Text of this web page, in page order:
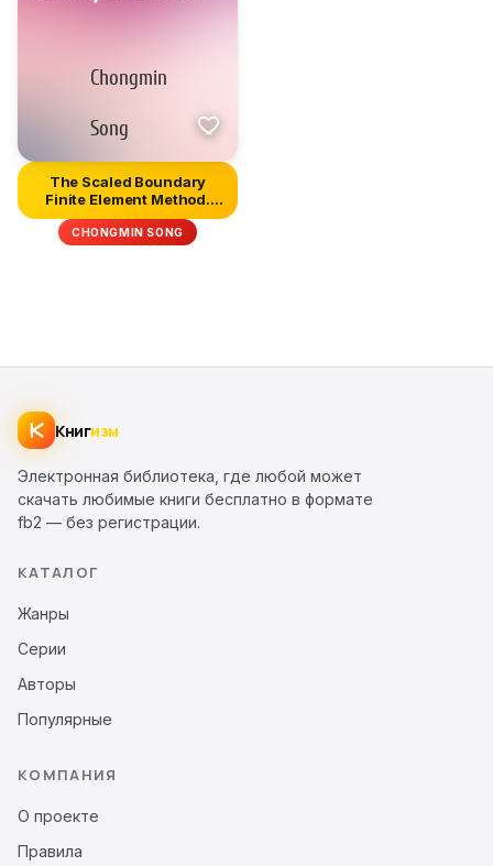
The Scaled Boundary
Finite Element Method.
Introdu...
CHONGMIN SONG
Книгизм
Электронная библиотека, где любой может
скачать любимые книги бесплатно в формате
fb2 — без регистрации.
КАТАЛОГ
Жанры
Серии
Авторы
Популярные
КОМПАНИЯ
О проекте
Правила